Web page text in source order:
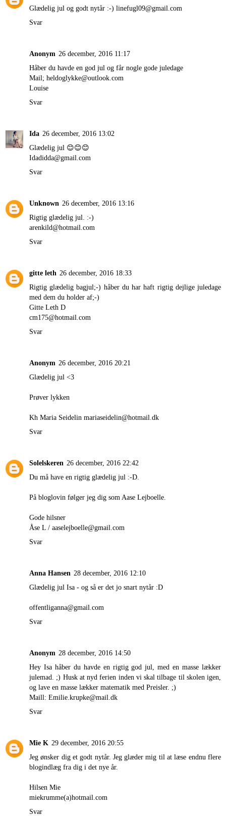
Glædelig jul og godt nytår :-) linefugl09@gmail.com
Svar
Anonym 26 december, 2016 11:17
Håber du havde en god jul og får nogle gode juledage
Mail; heldoglykke@outlook.com
Louise
Svar
Ida 26 december, 2016 13:02
Glædelig jul 😊😊😊
Idadidda@gmail.com
Svar
Unknown 26 december, 2016 13:16
Rigtig glædelig jul. :-)
arenkild@hotmail.com
Svar
gitte leth 26 december, 2016 18:33
Rigtig glædelig bagjul;-) håber du har haft rigtig dejlige juledage
med dem du holder af;-)
Gitte Leth D
cm175@hotmail.com
Svar
Anonym 26 december, 2016 20:21
Glædelig jul <3
Prøver lykken
Kh Maria Seidelin mariaseidelin@hotmail.dk
Svar
Solelskeren 26 december, 2016 22:42
Du må have en rigtig glædelig jul :-D.
På bloglovin følger jeg dig som Aase Lejboelle.
Gode hilsner
Åse L / aaselejboelle@gmail.com
Svar
Anna Hansen 28 december, 2016 12:10
Glædelig jul Isa - og så er det jo snart nytår :D
offentliganna@gmail.com
Svar
Anonym 28 december, 2016 14:50
Hey Isa håber du havde en rigtig god jul, med en masse lækker
julemad. ;) Husk at nyd ferien inden vi skal tilbage til skolen igen,
og lave en masse lækker matematik med Preisler. ;)
Maill: Emilie.krupke@mail.dk
Svar
Mie K 29 december, 2016 20:55
Jeg ønsker dig et godt nytår. Jeg glæder mig til at læse endnu flere
blogindlæg fra dig i det nye år.
Hilsen Mie
miekrumme(a)hotmail.com
Svar